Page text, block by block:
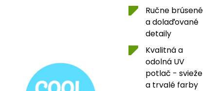
Ručne brúsené
a dolaďované
detaily
Kvalitná a
odolná UV
potlač - svieže
a trvalé farby